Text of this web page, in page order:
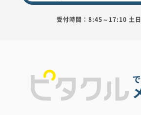
受付時間：8:45～17:10 土日